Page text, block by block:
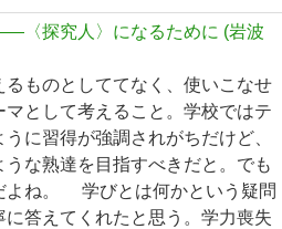
〈探究人〉になるために (岩波
るものとしててなく、使いこなせ
マとして考えること。学校ではテ
に習得が強調されがちだけど、
うな熟達を目指すべきだと。でも
よね。 学びとは何かという疑問
に答えてくれたと思う。学力喪失